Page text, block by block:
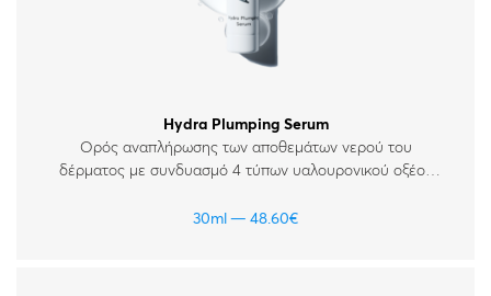
Hydra Plumping Serum
Ορός αναπλήρωσης των αποθεμάτων νερού του
δέρματος με συνδυασμό 4 τύπων υαλουρονικού οξέος
Β5 & Β9. Για όλους τους τύπους δέρματος. Ιδανικός για
30ml 48.60€